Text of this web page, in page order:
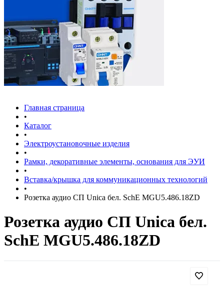
Главная страница
•
Каталог
•
Электроустановочные изделия
•
Рамки, декоративные элементы, основания для ЭУИ
•
Вставка/крышка для коммуникационных технологий
•
Розетка аудио СП Unica бел. SchE MGU5.486.18ZD
Розетка аудио СП Unica бел.
SchE MGU5.486.18ZD